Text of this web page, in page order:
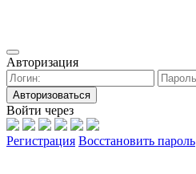
Авторизация
Авторизоваться
Войти через
Регистрация Восстановить пароль